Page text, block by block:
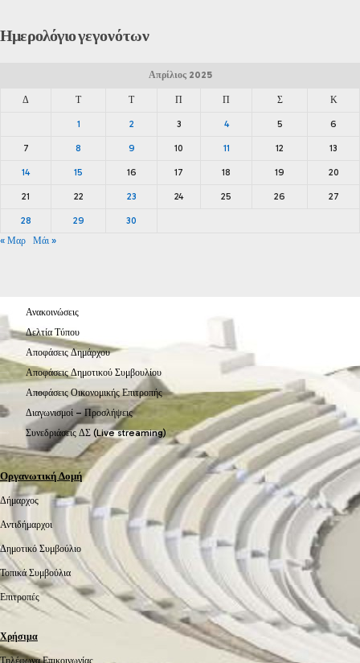
Ημερολόγιογεγονότων
Απρίλιος 2025
Δ Τ Τ Π Π Σ Κ
1 2 3 4 5 6
7 8 9 10 11 12 13
14 15 16 17 18 19 20
21 22 23 24 25 26 27
28 29
30
« Μαρ
Μάι »
Ανακοινώσεις
Δελτία Τύπου
Αποφάσεις Δημάρχου
Αποφάσεις Δημοτικού Συμβουλίου
Αποφάσεις Οικονομικής Επιτροπής
Διαγωνισμοί – Προσλήψεις
Συνεδριάσεις ΔΣ (Live streaming)
Οργανωτική Δομή
Δήμαρχος
Αντιδήμαρχοι
Δημοτικό Συμβούλιο
Τοπικά Συμβούλια
Επιτροπές
Χρήσιμα
Τηλέφωνα Επικοινωνίας